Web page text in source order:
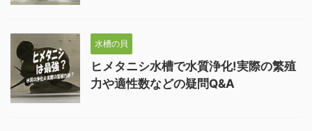
水槽の貝
ヒメタニシ水槽で水質浄化!実際の繁殖
力や適性数などの疑問Q&A